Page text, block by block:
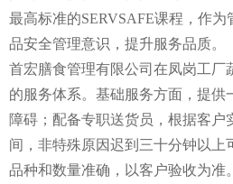
最高标准的SERVSAFE课程，作
品安全管理意识，提升服务品质。
首宏膳食管理有限公司在凤岗工厂
的服务体系。基础服务方面，提供
障碍；配备专职送货员，根据客户
间，非特殊原因迟到三十分钟以上
品种和数量准确，以客户验收为准